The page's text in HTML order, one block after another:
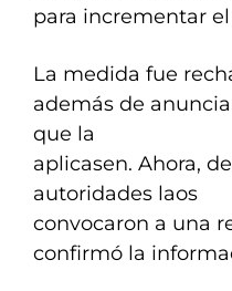
para incrementar
La medida fue
además de
que la
aplicasen. Ahora,
autoridades laos
convocaron a una
confirmó la